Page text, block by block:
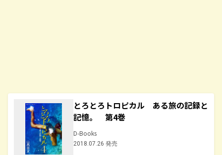
とろとろトロピカル ある旅の記録と
記憶。 第4巻
D-Books
2018.07.26 発売